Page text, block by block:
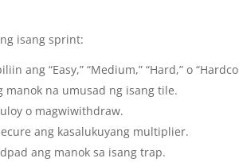
isang sprint:
ang “Easy,” “Medium,” “Hard,” o
na umusad ng isang tile.
o magwiwithdraw.
ang kasalukuyang multiplier.
ang manok sa isang trap.